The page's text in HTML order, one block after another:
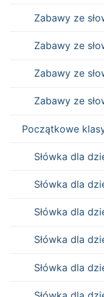
Zabawy ze
Zabawy ze
Zabawy ze
Zabawy ze
Początkowe
Słówka dla
Słówka dla
Słówka dla
Słówka dla
Słówka dla